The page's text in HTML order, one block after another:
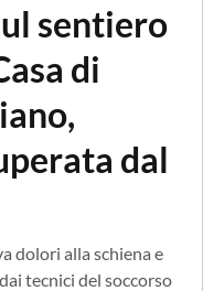
sentiero
di
dal
dolori alla schiena e
tecnici del soccorso